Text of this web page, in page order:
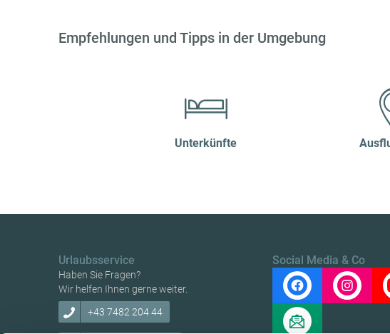
Empfehlungen und Tipps in der Umgebung
Unterkünfte
Urlaubsservice
Haben Sie Fragen?
Wir helfen Ihnen gerne weiter.
+43 7482 204 44
Social Media & Co